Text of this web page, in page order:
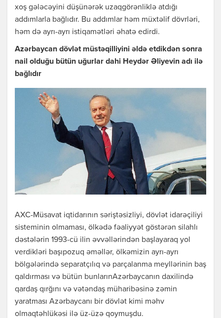
xoş gələcəyini düşünərək uzaqgörənliklə atdığı
addımlarla bağlıdır. Bu addımlar həm müxtəlif dövrləri,
həm də ayrı-ayrı istiqamətləri əhatə edirdi.
Azərbaycan dövlət müstəqilliyini əldə etdikdən sonra
nail olduğu bütün uğurlar dahi Heydər Əliyevin adı ilə
bağlıdır
AXC-Müsavat iqtidarının səriştəsizliyi, dövlət idarəçiliyi
sisteminin olmaması, ölkədə fəaliyyət göstərən silahlı
dəstələrin 1993-сü ilin əvvəllərindən başlayaraq yol
verdikləri başıpozuq əməllər, ölkəmizin ayrı-ayrı
bölgələrində separatçılıq və parçalanma meyllərinin baş
qaldırması və bütün bunlarınAzərbaycanın daxilində
qardaş qırğını və vətəndaş müharibəsinə zəmin
yaratması Azərbaycanı bir dövlət kimi məhv
olmaqtəhlükəsi ilə üz-üzə qoymuşdu.